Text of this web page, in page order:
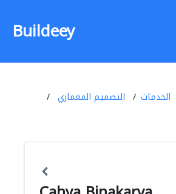
Buildeey
الخدمات
التصميم المعماري